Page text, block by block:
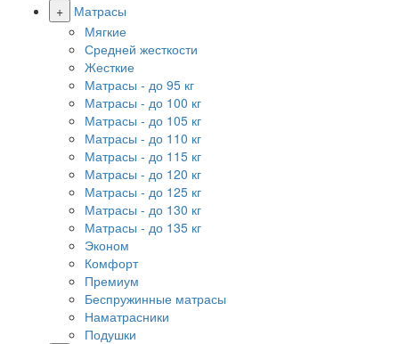
+
Матрасы
Мягкие
Средней жесткости
Жесткие
Матрасы - до 95 кг
Матрасы - до 100 кг
Матрасы - до 105 кг
Матрасы - до 110 кг
Матрасы - до 115 кг
Матрасы - до 120 кг
Матрасы - до 125 кг
Матрасы - до 130 кг
Матрасы - до 135 кг
Эконом
Комфорт
Премиум
Беспружинные матрасы
Наматрасники
Подушки